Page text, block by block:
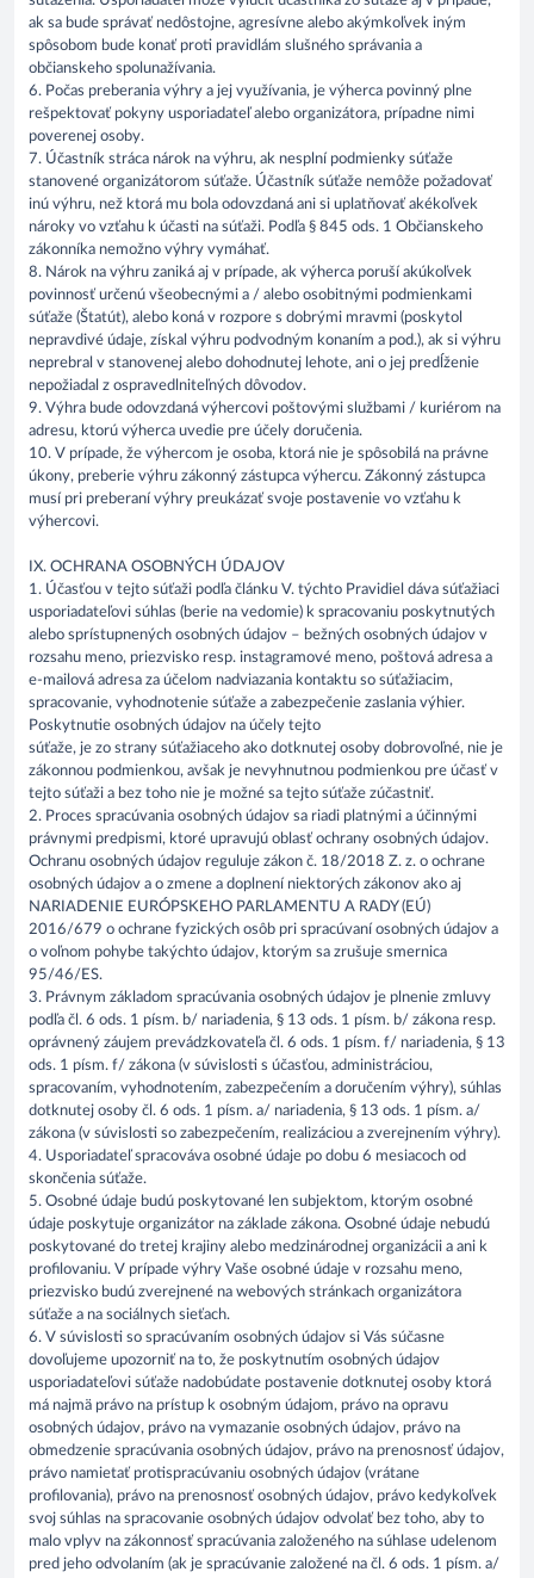
ak sa bude správať nedôstojne, agresívne alebo akýmkoľvek iným
spôsobom bude konať proti pravidlám slušného správania a
občianskeho spolunažívania.
6. Počas preberania výhry a jej využívania, je výherca povinný plne
rešpektovať pokyny usporiadateľ alebo organizátora, prípadne nimi
poverenej osoby.
7. Účastník stráca nárok na výhru, ak nesplní podmienky súťaže
stanovené organizátorom súťaže. Účastník súťaže nemôže požadovať
inú výhru, než ktorá mu bola odovzdaná ani si uplatňovať akékoľvek
nároky vo vzťahu k účasti na súťaži. Podľa § 845 ods. 1 Občianskeho
zákonníka nemožno výhry vymáhať.
8. Nárok na výhru zaniká aj v prípade, ak výherca poruší akúkoľvek
povinnosť určenú všeobecnými a / alebo osobitnými podmienkami
súťaže (Štatút), alebo koná v rozpore s dobrými mravmi (poskytol
nepravdivé údaje, získal výhru podvodným konaním a pod.), ak si výhru
neprebral v stanovenej alebo dohodnutej lehote, ani o jej predĺženie
nepožiadal z ospravedlniteľných dôvodov.
9. Výhra bude odovzdaná výhercovi poštovými službami / kuriérom na
adresu, ktorú výherca uvedie pre účely doručenia.
10. V prípade, že výhercom je osoba, ktorá nie je spôsobilá na právne
úkony, preberie výhru zákonný zástupca výhercu. Zákonný zástupca
musí pri preberaní výhry preukázať svoje postavenie vo vzťahu k
výhercovi.
IX. OCHRANA OSOBNÝCH ÚDAJOV
1. Účasťou v tejto súťaži podľa článku V. týchto Pravidiel dáva súťažiaci
usporiadateľovi súhlas (berie na vedomie) k spracovaniu poskytnutých
alebo sprístupnených osobných údajov – bežných osobných údajov v
rozsahu meno, priezvisko resp. instagramové meno, poštová adresa a
e-mailová adresa za účelom nadviazania kontaktu so súťažiacim,
spracovanie, vyhodnotenie súťaže a zabezpečenie zaslania výhier.
Poskytnutie osobných údajov na účely tejto
súťaže, je zo strany súťažiaceho ako dotknutej osoby dobrovoľné, nie je
zákonnou podmienkou, avšak je nevyhnutnou podmienkou pre účasť v
tejto súťaži a bez toho nie je možné sa tejto súťaže zúčastniť.
2. Proces spracúvania osobných údajov sa riadi platnými a účinnými
právnymi predpismi, ktoré upravujú oblasť ochrany osobných údajov.
Ochranu osobných údajov reguluje zákon č. 18/2018 Z. z. o ochrane
osobných údajov a o zmene a doplnení niektorých zákonov ako aj
NARIADENIE EURÓPSKEHO PARLAMENTU A RADY (EÚ)
2016/679 o ochrane fyzických osôb pri spracúvaní osobných údajov a
o voľnom pohybe takýchto údajov, ktorým sa zrušuje smernica
95/46/ES.
3. Právnym základom spracúvania osobných údajov je plnenie zmluvy
podľa čl. 6 ods. 1 písm. b/ nariadenia, § 13 ods. 1 písm. b/ zákona resp.
oprávnený záujem prevádzkovateľa čl. 6 ods. 1 písm. f/ nariadenia, § 13
ods. 1 písm. f/ zákona (v súvislosti s účasťou, administráciou,
spracovaním, vyhodnotením, zabezpečením a doručením výhry), súhlas
dotknutej osoby čl. 6 ods. 1 písm. a/ nariadenia, § 13 ods. 1 písm. a/
zákona (v súvislosti so zabezpečením, realizáciou a zverejnením výhry).
4. Usporiadateľ spracováva osobné údaje po dobu 6 mesiacoch od
skončenia súťaže.
5. Osobné údaje budú poskytované len subjektom, ktorým osobné
údaje poskytuje organizátor na základe zákona. Osobné údaje nebudú
poskytované do tretej krajiny alebo medzinárodnej organizácii a ani k
profilovaniu. V prípade výhry Vaše osobné údaje v rozsahu meno,
priezvisko budú zverejnené na webových stránkach organizátora
súťaže a na sociálnych sieťach.
6. V súvislosti so spracúvaním osobných údajov si Vás súčasne
dovoľujeme upozorniť na to, že poskytnutím osobných údajov
usporiadateľovi súťaže nadobúdate postavenie dotknutej osoby ktorá
má najmä právo na prístup k osobným údajom, právo na opravu
osobných údajov, právo na vymazanie osobných údajov, právo na
obmedzenie spracúvania osobných údajov, právo na prenosnosť údajov,
právo namietať protispracúvaniu osobných údajov (vrátane
profilovania), právo na prenosnosť osobných údajov, právo kedykoľvek
svoj súhlas na spracovanie osobných údajov odvolať bez toho, aby to
malo vplyv na zákonnosť spracúvania založeného na súhlase udelenom
pred jeho odvolaním (ak je spracúvanie založené na čl. 6 ods. 1 písm. a/